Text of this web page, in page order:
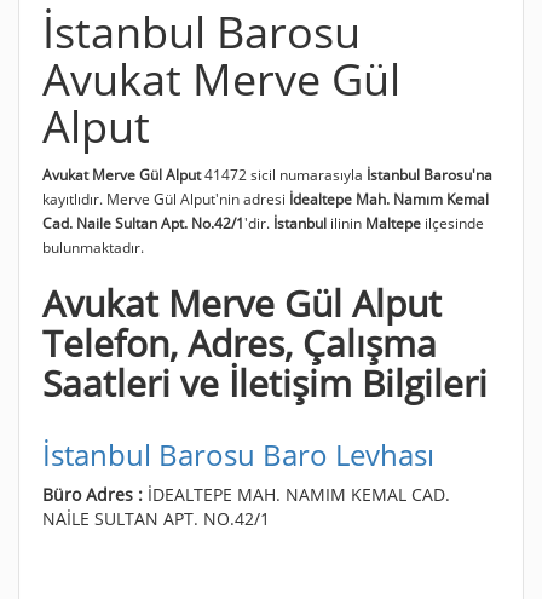
İstanbul Barosu
Avukat Merve Gül
Alput
Avukat Merve Gül Alput41472 sicil numarasıyla İstanbul Barosu'na
kayıtlıdır. Merve Gül Alput'nin adresi İdealtepe Mah. Namım Kemal
Cad. Naile Sultan Apt. No.42/1'dir. İstanbul ilinin Maltepe ilçesinde
bulunmaktadır.
Avukat Merve Gül Alput
Telefon, Adres, Çalışma
Saatleri ve İletişim Bilgileri
İstanbul Barosu Baro Levhası
Büro Adres : İDEALTEPE MAH. NAMIM KEMAL CAD.
NAİLE SULTAN APT. NO.42/1